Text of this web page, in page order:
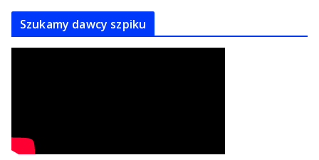
Szukamy dawcy szpiku